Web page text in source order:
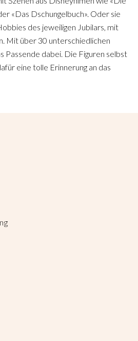
«Das Dschungelbuch». Oder sie
des jeweiligen Jubilars, mit
Mit über 30 unterschiedlichen
Passende dabei. Die Figuren selbst
eine tolle Erinnerung an das